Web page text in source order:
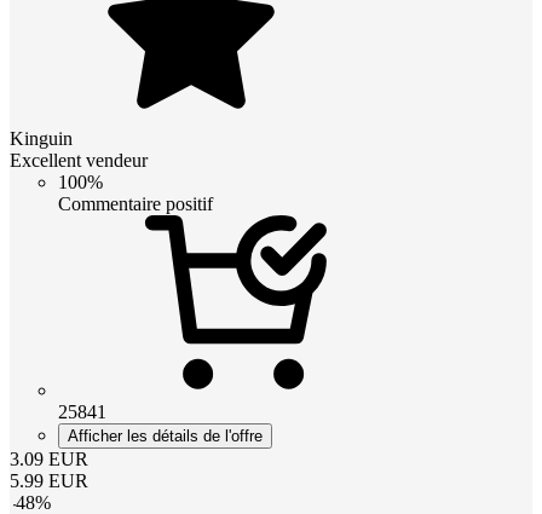
Kinguin
Excellent vendeur
100%
Commentaire positif
25841
Afficher les détails de l'offre
3.09 EUR
5.99 EUR
-48%